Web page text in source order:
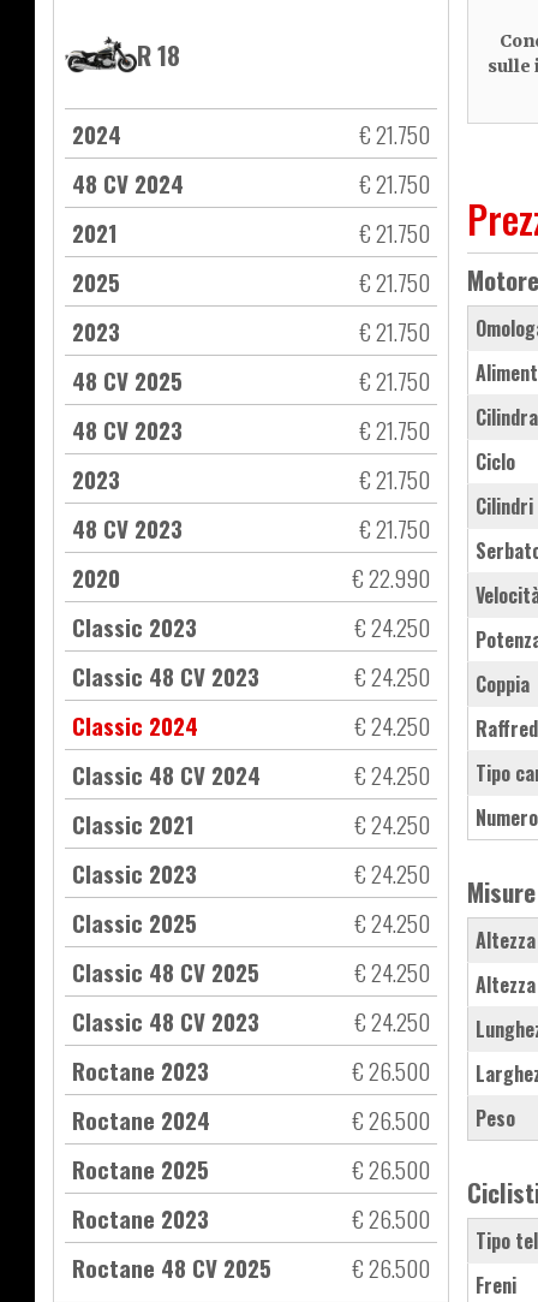
R 18
2024
€ 21.750
48 CV 2024
€ 21.750
2021
€ 21.750
2025
€ 21.750
2023
€ 21.750
48 CV 2025
€ 21.750
48 CV 2023
€ 21.750
2023
€ 21.750
48 CV 2023
€ 21.750
2020
€ 22.990
Classic 2023
€ 24.250
Classic 48 CV 2023
€ 24.250
Classic 2024
€ 24.250
Classic 48 CV 2024
€ 24.250
Classic 2021
€ 24.250
Classic 2023
€ 24.250
Classic 2025
€ 24.250
Classic 48 CV 2025
€ 24.250
Classic 48 CV 2023
€ 24.250
Roctane 2023
€ 26.500
Roctane 2024
€ 26.500
Roctane 2025
€ 26.500
Roctane 2023
€ 26.500
Roctane 48 CV 2025
€ 26.500
sulle
Motore
Ciclo
Cilindri
Coppia
Tipo
Misure
Altezza
Altezza
Peso
Tipo
Freni